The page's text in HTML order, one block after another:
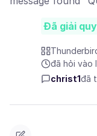
Đã giải
đã hỏi vào
christ1đã